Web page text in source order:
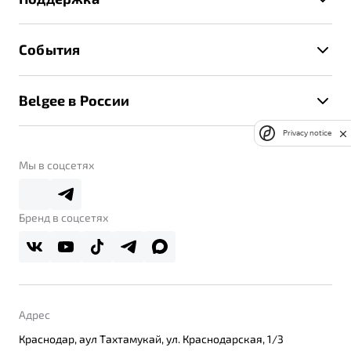
Расчет КАСКО
Руководство по эксплуатации
Техническое обслуживание
Калькулятор ТО
Помощь на дорогах
Belgee Линк
Belgee Плюс
Реферальная программа
События
Контакты
Belgee в России
О дилерском центре
Правовая информация
Мы в соцсетях
Бренд в соцсетях
Адрес
Краснодар, аул Тахтамукай, ул. Краснодарская, 1/3
Privacy notice